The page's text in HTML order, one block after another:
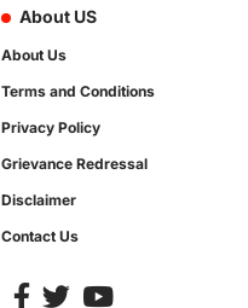
About US
About Us
Terms and Conditions
Privacy Policy
Grievance Redressal
Disclaimer
Contact Us